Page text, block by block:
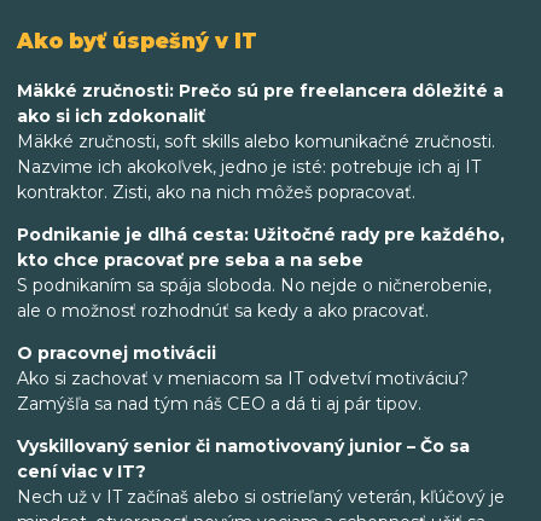
Ako byť úspešný v IT
Mäkké zručnosti: Prečo sú pre freelancera dôležité a
ako si ich zdokonaliť
Mäkké zručnosti, soft skills alebo komunikačné zručnosti.
Nazvime ich akokoľvek, jedno je isté: potrebuje ich aj IT
kontraktor. Zisti, ako na nich môžeš popracovať.
Podnikanie je dlhá cesta: Užitočné rady pre každého,
kto chce pracovať pre seba a na sebe
S podnikaním sa spája sloboda. No nejde o ničnerobenie,
ale o možnosť rozhodnúť sa kedy a ako pracovať.
O pracovnej motivácii
Ako si zachovať v meniacom sa IT odvetví motiváciu?
Zamýšľa sa nad tým náš CEO a dá ti aj pár tipov.
Vyskillovaný senior či namotivovaný junior – Čo sa
cení viac v IT?
Nech už v IT začínaš alebo si ostrieľaný veterán, kľúčový je